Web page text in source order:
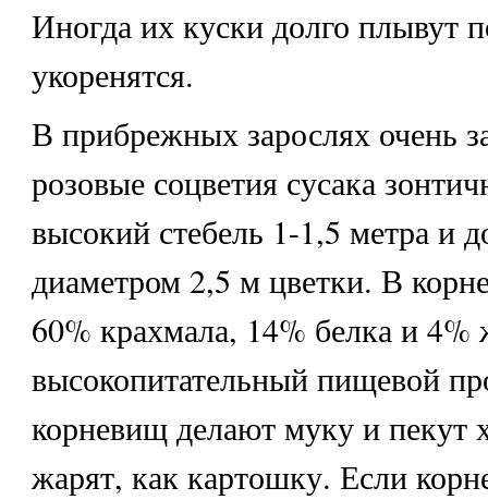
Иногда их куски долго плывут
укоренятся.
В прибрежных зарослях очень
розовые соцветия сусака
высокий стебель 1-1,5 метра и
диаметром 2,5 м цветки. В
60% крахмала, 14% белка и 4%
высокопитательный пищевой
корневищ делают муку и пекут
жарят, как картошку. Если